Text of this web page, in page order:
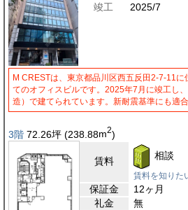
竣工
2025/7
M CRESTは、東京都品川区西五反田2-7-11
てのオフィスビルです。2025年7月に竣工し
造）で建てられています。新耐震基準にも適
3階 72.26坪 (238.88m2)
賃料 相談
賃料を知りた
保証金
12ヶ月
礼金
無